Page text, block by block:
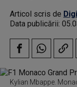
Articol scris de
Data publicării:
Kylian Mbappe.